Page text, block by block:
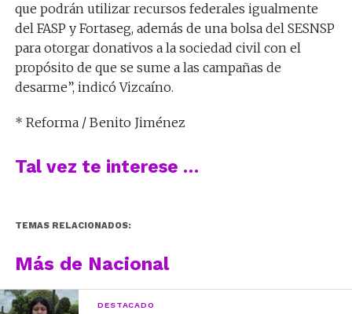
que podrán utilizar recursos federales igualmente
del FASP y Fortaseg, además de una bolsa del SESNSP
para otorgar donativos a la sociedad civil con el
propósito de que se sume a las campañas de
desarme”, indicó Vizcaíno.
* Reforma / Benito Jiménez
Tal vez te interese …
TEMAS RELACIONADOS:
Más de Nacional
DESTACADO